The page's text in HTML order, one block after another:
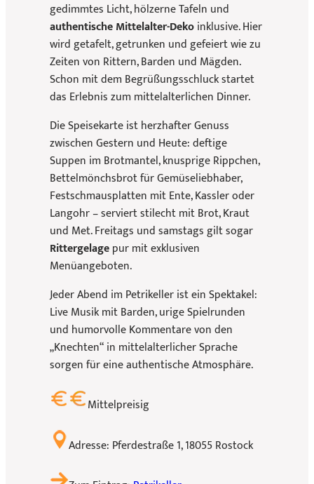
gedimmtes Licht, hölzerne Tafeln und
authentische Mittelalter-Dekoinklusive. Hier
wird getafelt, getrunken und gefeiert wie zu
Zeiten von Rittern, Barden und Mägden.
Schon mit dem Begrüßungsschluck startet
das Erlebnis zum mittelalterlichen Dinner.
Die Speisekarte ist herzhafter Genuss
zwischen Gestern und Heute: deftige
Suppen im Brotmantel, knusprige Rippchen,
Bettelmönchsbrot für Gemüseliebhaber,
Festschmausplatten mit Ente, Kassler oder
Langohr – serviert stilecht mit Brot, Kraut
und Met. Freitags und samstags gilt sogar
Rittergelagepur mit exklusiven
Menüangeboten.
Jeder Abend im Petrikeller ist ein Spektakel:
Live Musik mit Barden, urige Spielrunden
und humorvolle Kommentare von den
„Knechten“ in mittelalterlicher Sprache
sorgen für eine authentische Atmosphäre.
Adresse: Pferdestraße 1, 18055 Rostock
Mittelpreisig